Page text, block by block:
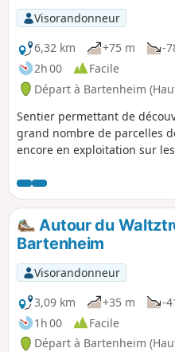
Visorandonneur
6,32 km
+75 m
-
2h 00
Facile
Départ à Bartenheim
Sentier permettant de
grand nombre de parcelles
encore en exploitation sur
Autour du
Bartenheim
Visorandonneur
3,09 km
+35 m
-
1h 00
Facile
Départ à Bartenheim